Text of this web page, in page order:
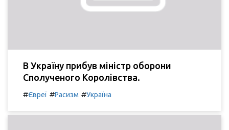
В Україну прибув міністр оборони
Сполученого Королівства.
#Євреї #Расизм #Україна